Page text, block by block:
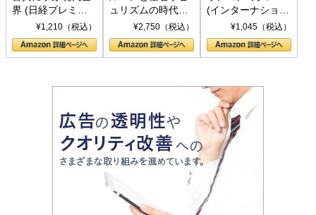
界 (日経プレミア
シリーズ)¥1,210（税込）
ュリズムの時代：
〈ヤヌス〉の二つ
の顔
¥2,750（税込）
(インターナショナ
ル新書)¥1,045（税込）